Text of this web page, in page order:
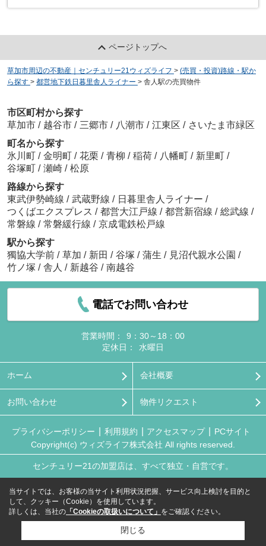
ページトップへ
草加市周辺の不動産｜センチュリー21ウィズライフ > (売買・投資)路線・駅か
ら探す > 都営地下鉄日暮里舎人ライナー > 舎人駅の売買物件
市区町村から探す
草加市 / 越谷市 / 三郷市 / 八潮市 / 江東区 / さいたま市緑区
町名から探す
氷川町 / 金明町 / 花栗 / 青柳 / 稲荷 / 八幡町 / 新里町 /
谷塚町 / 瀬崎 / 松原
路線から探す
東武伊勢崎線 / 武蔵野線 / 日暮里舎人ライナー /
つくばエクスプレス / 都営大江戸線 / 都営新宿線 / 総武線 /
常磐線 / 常磐緩行線 / 京成電鉄松戸線
駅から探す
獨協大学前 / 草加 / 新田 / 谷塚 / 蒲生 / 見沼代親水公園 /
竹ノ塚 / 舎人 / 新越谷 / 南越谷
電話でお問い合わせ
営業時間：
9：30～18：00
定休日：
水曜日
ホーム 会社概要
お問い合わせ 物件リクエスト
プライバシーポリシー 利用規約 アクセスマップ
PCサイト
Copyright(c) ウィズライフ株式会社 All rights reserved.
センチュリー21の加盟店は、すべて独立・自営です。
当サイトでは、お客様の当サイト利用状況把握、サービス向上検討を目的と
して、クッキー（Cookie）を使用しています。
詳しくは、当社の 「Cookieの取扱いについて」 をご確認ください。
閉じる